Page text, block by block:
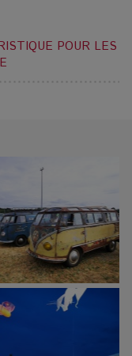
POUR LES